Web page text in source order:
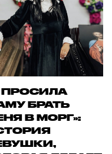
ПРОСИЛА
БРАТЬ
В МОРГ»: